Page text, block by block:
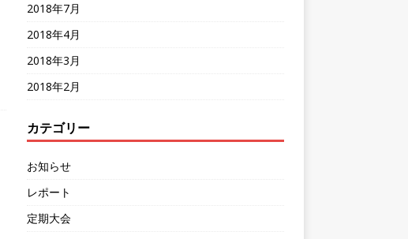
2018年7月
2018年4月
2018年3月
2018年2月
カテゴリー
お知らせ
レポート
定期大会